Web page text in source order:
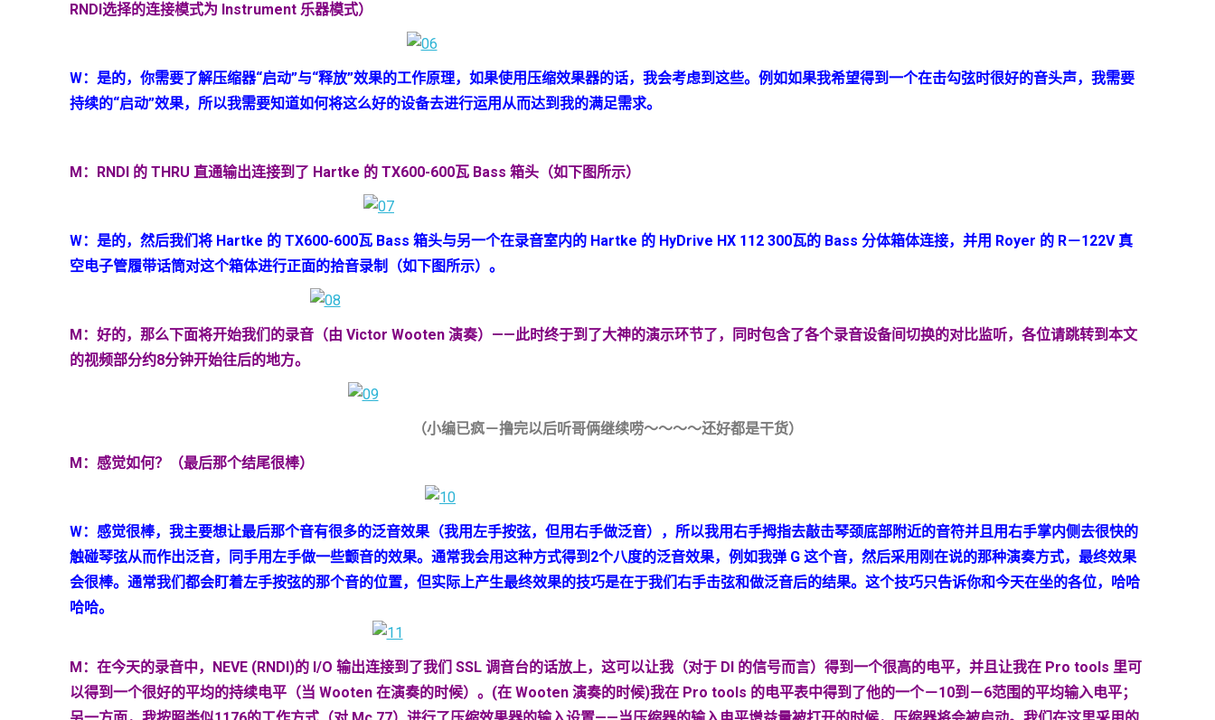
RNDI选择的连接模式为 Instrument 乐器模式）
W：是的，你需要了解压缩器“启动”与“释放”效果的工作原理，如果使用压缩效果器的话，我会考虑到这些。例如如果我希望得到一个在击勾弦时很好的音头声，我需要
持续的“启动”效果，所以我需要知道如何将这么好的设备去进行运用从而达到我的满足需求。
M：RNDI 的 THRU 直通输出连接到了 Hartke 的 TX600-600瓦 Bass 箱头（如下图所示）
W：是的，然后我们将 Hartke 的 TX600-600瓦 Bass 箱头与另一个在录音室内的 Hartke 的 HyDrive HX 112 300瓦的 Bass 分体箱体连接，并用 Royer 的 R－122V 真
空电子管履带话筒对这个箱体进行正面的拾音录制（如下图所示） 。
M：好的，那么下面将开始我们的录音（由 Victor Wooten 演奏）——此时终于到了大神的演示环节了，同时包含了各个录音设备间切换的对比监听，各位请跳转到本文
的视频部分约8分钟开始往后的地方。
（小编已疯－撸完以后听哥俩继续唠～～～～还好都是干货）
M：感觉如何？（最后那个结尾很棒）
W：感觉很棒，我主要想让最后那个音有很多的泛音效果（我用左手按弦，但用右手做泛音），所以我用右手拇指去敲击琴颈底部附近的音符并且用右手掌内侧去很快的
触碰琴弦从而作出泛音，同手用左手做一些颤音的效果。通常我会用这种方式得到2个八度的泛音效果，例如我弹 G 这个音，然后采用刚在说的那种演奏方式，最终效果
会很棒。通常我们都会盯着左手按弦的那个音的位置，但实际上产生最终效果的技巧是在于我们右手击弦和做泛音后的结果。这个技巧只告诉你和今天在坐的各位，哈哈
哈哈。
M：在今天的录音中， NEVE (RNDI)的 I/O 输出连接到了我们 SSL 调音台的话放上，这可以让我（对于 DI 的信号而言）得到一个很高的电平，并且让我在 Pro tools 里可
以得到一个很好的平均的持续电平（当 Wooten 在演奏的时候）。 (在 Wooten 演奏的时候)我在 Pro tools 的电平表中得到了他的一个－10到－6范围的平均输入电平；